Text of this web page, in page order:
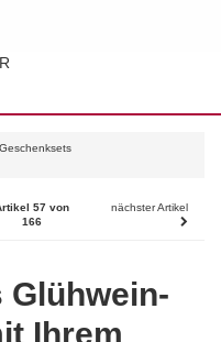
Geschenksets
57 von
166
nächster Artikel
Glühwein-
Ihrem